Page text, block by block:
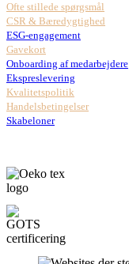
Ofte stillede spørgsmål
CSR & Bæredygtighed
ESG-engagement
Gavekort
Onboarding af medarbejdere
Ekspreslevering
Kvalitetspolitik
Handelsbetingelser
Skabeloner